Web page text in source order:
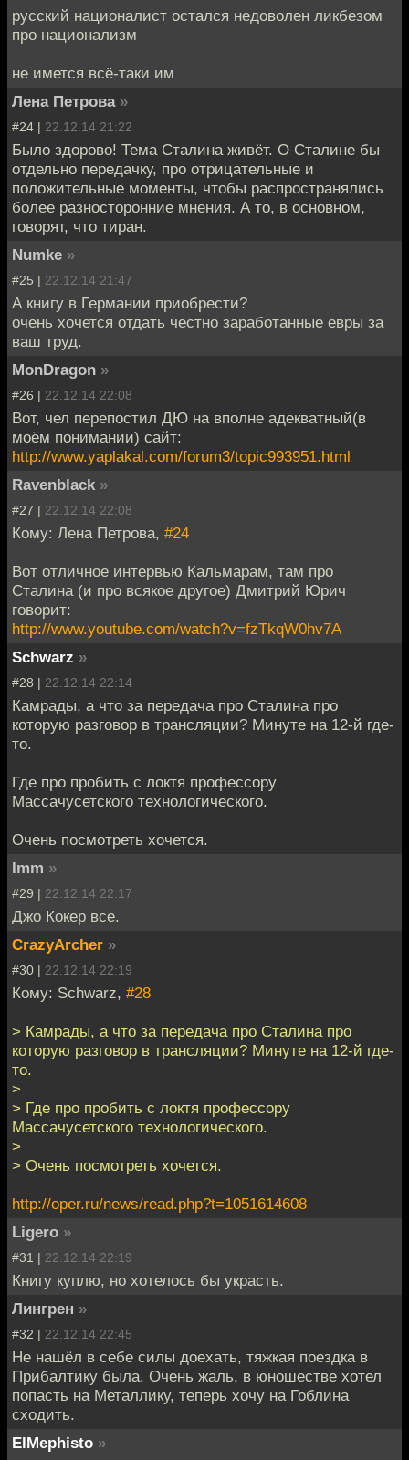
русский националист остался недоволен ликбезом
про национализм
не имется всё-таки им
Лена Петрова »
#24 | 22.12.14 21:22
Было здорово! Тема Сталина живёт. О Сталине бы
отдельно передачку, про отрицательные и
положительные моменты, чтобы распространялись
более разносторонние мнения. А то, в основном,
говорят, что тиран.
Numke »
#25 | 22.12.14 21:47
А книгу в Германии приобрести?
очень хочется отдать честно заработанные евры за
ваш труд.
MonDragon »
#26 | 22.12.14 22:08
Вот, чел перепостил ДЮ на вполне адекватный(в
моём понимании) сайт:
http://www.yaplakal.com/forum3/topic993951.html
Ravenblack »
#27 | 22.12.14 22:08
Кому: Лена Петрова, #24
Вот отличное интервью Кальмарам, там про
Сталина (и про всякое другое) Дмитрий Юрич
говорит:
http://www.youtube.com/watch?v=fzTkqW0hv7A
Schwarz »
#28 | 22.12.14 22:14
Камрады, а что за передача про Сталина про
которую разговор в трансляции? Минуте на 12-й где-
то.
Где про пробить с локтя профессору
Массачусетского технологического.
Очень посмотреть хочется.
Imm »
#29 | 22.12.14 22:17
Джо Кокер все.
CrazyArcher »
#30 | 22.12.14 22:19
Кому: Schwarz, #28
> Камрады, а что за передача про Сталина про
которую разговор в трансляции? Минуте на 12-й где-
то.
>
> Где про пробить с локтя профессору
Массачусетского технологического.
>
> Очень посмотреть хочется.
http://oper.ru/news/read.php?t=1051614608
Ligero »
#31 | 22.12.14 22:19
Книгу куплю, но хотелось бы украсть.
Лингрен »
#32 | 22.12.14 22:45
Не нашёл в себе силы доехать, тяжкая поездка в
Прибалтику была. Очень жаль, в юношестве хотел
попасть на Металлику, теперь хочу на Гоблина
сходить.
ElMephisto »